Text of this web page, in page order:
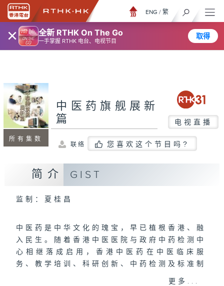
× 全新 RTHK On The Go
一手掌握 RTHK 电台、电视节目
取得
ENG / 繁
所有集数
中医药旗舰展新
篇
电视直播
联络 您喜欢这个节目吗?
简介 GIST
监制：夏桂昌
中医药是中华文化的瑰宝，早已植根香港、融
入民生。随着香港中医医院与政府中药检测中
心相继落成启用，香港中医药在中医临床服
务、教学培训、科研创新、中药检测及标准制
定等方面将全面提升，迎来全新发展机遇，展
更多...